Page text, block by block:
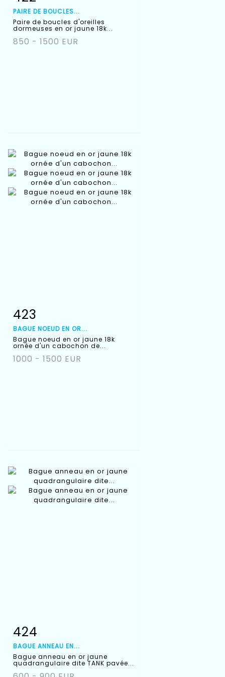
PAIRE DE BOUCLES...
Paire de boucles d'oreilles
dormeuses en or jaune 18k...
850 - 1500 EUR
Fiche détaillée
423
BAGUE NOEUD EN OR...
Bague noeud en or jaune 18k
ornée d'un cabochon de...
1000 - 1500 EUR
Fiche détaillée
424
BAGUE ANNEAU EN...
Bague anneau en or jaune
quadrangulaire dite TANK pavée...